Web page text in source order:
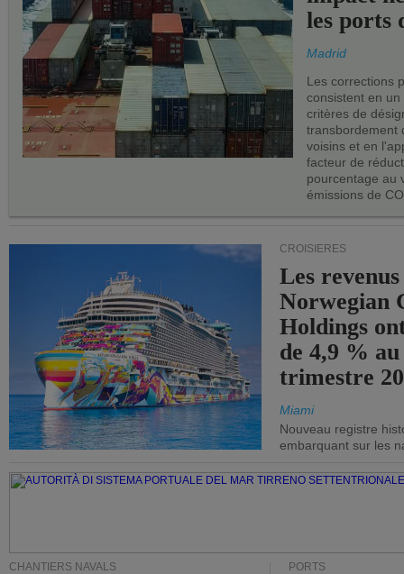
les ports
Madrid
Les corrections
consistent en
critères de
transbordement
voisins et en
facteur de
pourcentage au
émissions de
CROISIÈRES
Les
Norwegian
Holdings
de 4,9 %
trimestre
Miami
Nouveau registre
embarquant sur les
CHANTIERS NAVALS PORTS